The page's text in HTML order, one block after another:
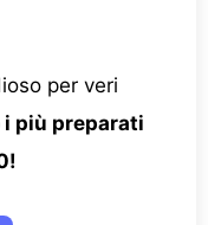
per veri
i più preparati